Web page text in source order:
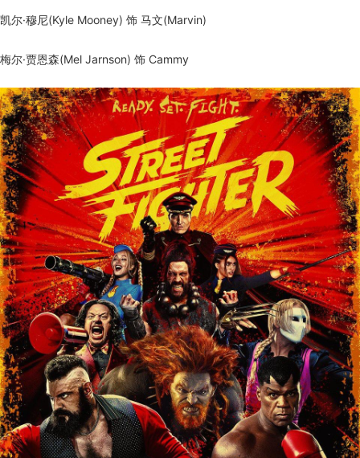
凯尔·穆尼(Kyle Mooney) 饰 马文(Marvin)
梅尔·贾恩森(Mel Jarnson) 饰 Cammy